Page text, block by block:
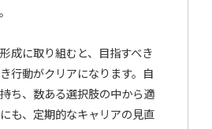
成に取り組むと、目指すべき
行動がクリアになります。自
ち、数ある選択肢の中から適
も、定期的なキャリアの見直